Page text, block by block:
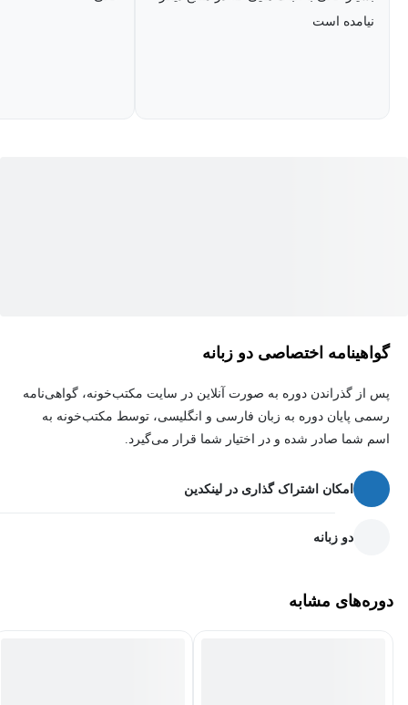
می‌برد. همچنین، بهتر است بعد از کلاس نیز یک‌بار دیگر درس را
مشاهده نمود. بعلاوه، این دوره‌های فشرده برای ایام امتحانات هم
نیامده است
گواهینامه اختصاصی دو زبانه
پس از گذراندن دوره به صورت آنلاین در سایت مکتب‌خونه، گواهی‌نامه
رسمی پایان دوره به زبان فارسی و انگلیسی، توسط مکتب‌خونه به
اسم شما صادر شده و در اختیار شما قرار می‌گیرد.
امکان اشتراک گذاری در لینکدین
دو زبانه
دوره‌های مشابه